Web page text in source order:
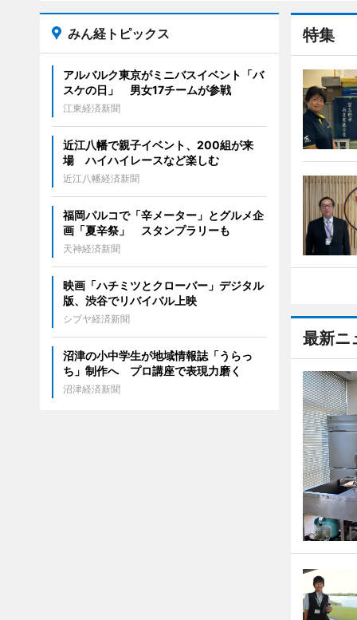
特集
最新ニ
みん経トピックス
アルバルク東京がミニバスイベント「バ
スケの日」 男女17チームが参戦
江東経済新聞
近江八幡で親子イベント、200組が来
場 ハイハイレースなど楽しむ
近江八幡経済新聞
福岡パルコで「辛メーター」とグルメ企
画「夏辛祭」 スタンプラリーも
天神経済新聞
映画「ハチミツとクローバー」デジタル
版、渋谷でリバイバル上映
シブヤ経済新聞
沼津の小中学生が地域情報誌「うらっ
ち」制作へ プロ講座で表現力磨く
沼津経済新聞